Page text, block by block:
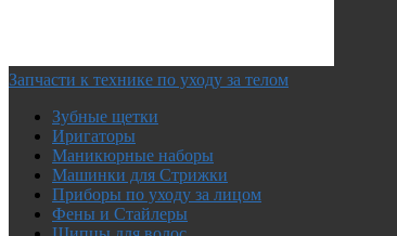
Запчасти к технике по уходу за телом
Зубные щетки
Иригаторы
Маникюрные наборы
Машинки для Стрижки
Приборы по уходу за лицом
Фены и Стайлеры